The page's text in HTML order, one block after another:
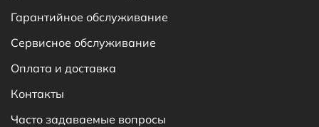
Гарантийное обслуживание
Сервисное обслуживание
Оплата и доставка
Контакты
Часто задаваемые вопросы